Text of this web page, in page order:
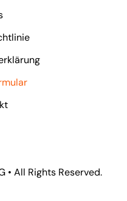
• All Rights Reserved.